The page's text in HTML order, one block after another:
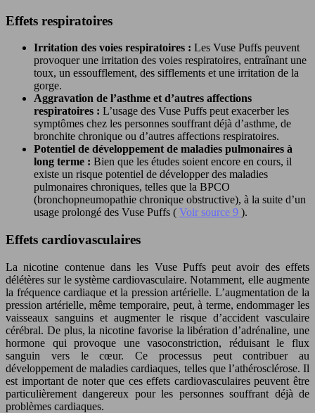
Effets respiratoires
Irritation des voies respiratoires : Les Vuse Puffs peuvent
provoquer une irritation des voies respiratoires, entraînant une
toux, un essoufflement, des sifflements et une irritation de la
gorge.
Aggravation de l’asthme et d’autres affections
respiratoires : L’usage des Vuse Puffs peut exacerber les
symptômes chez les personnes souffrant déjà d’asthme, de
bronchite chronique ou d’autres affections respiratoires.
Potentiel de développement de maladies pulmonaires à
long terme : Bien que les études soient encore en cours, il
existe un risque potentiel de développer des maladies
pulmonaires chroniques, telles que la BPCO
(bronchopneumopathie chronique obstructive), à la suite d’un
usage prolongé des Vuse Puffs ( Voir source 9 ).
Effets cardiovasculaires
La nicotine contenue dans les Vuse Puffs peut avoir des effets
délétères sur le système cardiovasculaire. Notamment, elle augmente
la fréquence cardiaque et la pression artérielle. L’augmentation de la
pression artérielle, même temporaire, peut, à terme, endommager les
vaisseaux sanguins et augmenter le risque d’accident vasculaire
cérébral. De plus, la nicotine favorise la libération d’adrénaline, une
hormone qui provoque une vasoconstriction, réduisant le flux
sanguin vers le cœur. Ce processus peut contribuer au
développement de maladies cardiaques, telles que l’athérosclérose. Il
est important de noter que ces effets cardiovasculaires peuvent être
particulièrement dangereux pour les personnes souffrant déjà de
problèmes cardiaques.